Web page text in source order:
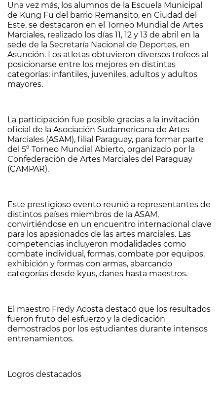
Una vez más, los alumnos de la Escuela Municipal
de Kung Fu del barrio Remansito, en Ciudad del
Este, se destacaron en el Torneo Mundial de Artes
Marciales, realizado los días 11, 12 y 13 de abril en la
sede de la Secretaría Nacional de Deportes, en
Asunción. Los atletas obtuvieron diversos trofeos al
posicionarse entre los mejores en distintas
categorías: infantiles, juveniles, adultos y adultos
mayores.
La participación fue posible gracias a la invitación
oficial de la Asociación Sudamericana de Artes
Marciales (ASAM), filial Paraguay, para formar parte
del 5º Torneo Mundial Abierto, organizado por la
Confederación de Artes Marciales del Paraguay
(CAMPAR).
Este prestigioso evento reunió a representantes de
distintos países miembros de la ASAM,
convirtiéndose en un encuentro internacional clave
para los apasionados de las artes marciales. Las
competencias incluyeron modalidades como
combate individual, formas, combate por equipos,
exhibición y formas con armas, abarcando
categorías desde kyus, danes hasta maestros.
El maestro Fredy Acosta destacó que los resultados
fueron fruto del esfuerzo y la dedicación
demostrados por los estudiantes durante intensos
entrenamientos.
Logros destacados